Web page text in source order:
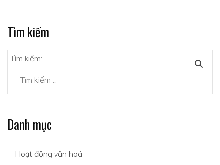
Tìm kiếm
Tìm kiếm:
Danh mục
Hoạt động văn hoá